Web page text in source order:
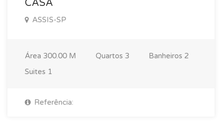
CASA
ASSIS-SP
Área 300.00 M Quartos 3 Banheiros 2
Suites 1
Referência: